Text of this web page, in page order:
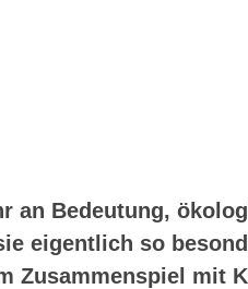
an Bedeutung,
eigentlich so
Zusammenspiel mit